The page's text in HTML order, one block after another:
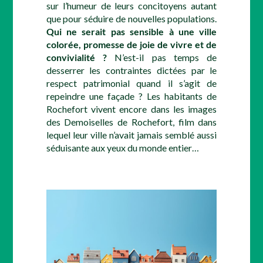
sur l’humeur de leurs concitoyens autant
que pour séduire de nouvelles populations.
Qui ne serait pas sensible à une ville
colorée, promesse de joie de vivre et de
convivialité ? N’est-il pas temps de
desserrer les contraintes dictées par le
respect patrimonial quand il s’agit de
repeindre une façade ? Les habitants de
Rochefort vivent encore dans les images
des Demoiselles de Rochefort, film dans
lequel leur ville n’avait jamais semblé aussi
séduisante aux yeux du monde entier…